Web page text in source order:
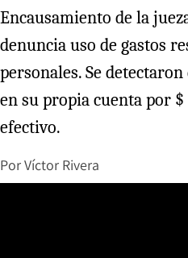
Encausamiento de la
denuncia uso de gastos
personales. Se
en su propia cuenta por
efectivo.
PorVíctor Rivera